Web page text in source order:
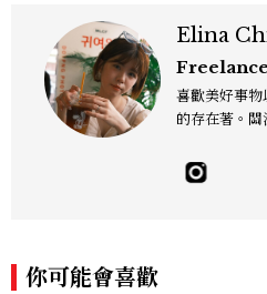
Elina
喜歡美好事
的存在著。關
民！
t：
你可能會喜歡